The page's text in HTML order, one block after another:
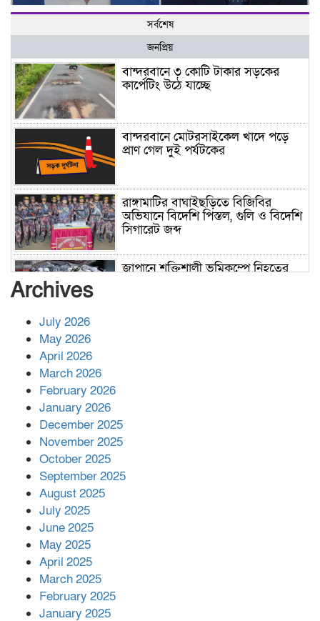
সর্বশেষ
জনপ্রিয়
বান্দরবানে ৩ কোটি টাকার সড়কের
কার্পেটিং উঠে যাচ্ছে
বান্দরবানে মোটরসাইকেল খাদে পড়ে
প্রাণ গেল দুই পর্যটকের
রাঙ্গামাটির বাঘাইছড়িতে বিজিবির
অভিযানে বিদেশি পিস্তল, গুলি ও বিদেশি
সিগারেট জব্দ
জাপানে শক্তিশালী ভূমিকম্পে নিহতের
পর ফোন তারেক রহমানের,গ্যাস সঙ্কট
Archives
July 2026
May 2026
April 2026
March 2026
February 2026
January 2026
December 2025
November 2025
October 2025
September 2025
August 2025
July 2025
June 2025
May 2025
April 2025
March 2025
February 2025
January 2025